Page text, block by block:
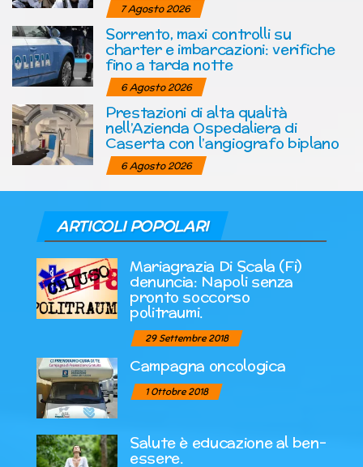
7 Agosto 2026
Sorrento, maxi controlli su
charter e imbarcazioni: verifiche
fino a tarda notte
6 Agosto 2026
Prestazioni di alta qualità
nell’Azienda Ospedaliera di
Caserta con l’angiografo biplano
6 Agosto 2026
ARTICOLI POPOLARI
Mariagrazia Di Scala (Fi)
denuncia: Napoli senza
pronto soccorso
politraumi.
29 Settembre 2018
Campagna oncologica
1 Ottobre 2018
Salute è educazione al ben-
essere.